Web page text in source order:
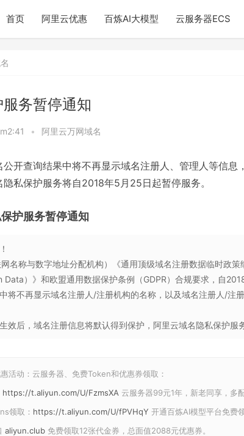
首页 阿里云优惠 百炼AI大模型 云服务器ECS
务暂停通知
• 阿里云万网域名
开查询结果中将不再显示域名注册人、管理人等信息
私保护服务将自2018年5月25日起暂停服务。
护服务暂停通知
名称与数字地址分配机构）《通用顶级域名注册数据临时政
）》和欧盟通用数据保护条例（GDPR）合规要求，自
将不再显示域名注册人/注册机构的名称，以及域名注册人/注
效后，域名注册信息将默认得到保护，阿里云域名隐私保护服
活动：云服务器、免费Token和优惠券领取：
https://t.aliyun.com/U/FzmsXA 云服务器99元1年，新老同享，多
领取： https://t.aliyun.com/U/fPVHqY 开通百炼AI模型平台免费
aliyun.club 免费领取12张代金券，总面值2088元优惠券。